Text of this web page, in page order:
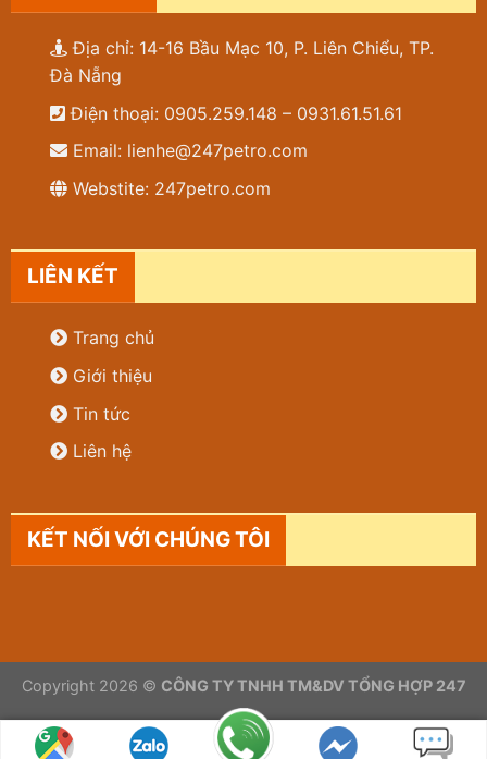
Địa chỉ: 14-16 Bầu Mạc 10, P. Liên Chiểu, TP.
Đà Nẵng
Điện thoại: 0905.259.148 – 0931.61.51.61
Email: lienhe@247petro.com
Webstite: 247petro.com
LIÊN KẾT
Trang chủ
Giới thiệu
Tin tức
Liên hệ
KẾT NỐI VỚI CHÚNG TÔI
Copyright 2026 © CÔNG TY TNHH TM&DV TỔNG HỢP 247